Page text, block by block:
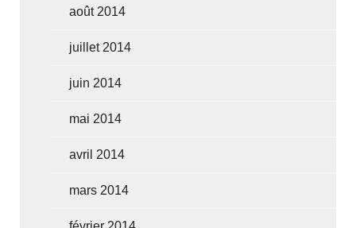
août 2014
juillet 2014
juin 2014
mai 2014
avril 2014
mars 2014